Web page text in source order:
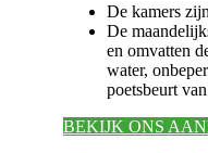
De kamers
De
en omvatten
water,
poetsbeurt
BEKIJK ONS